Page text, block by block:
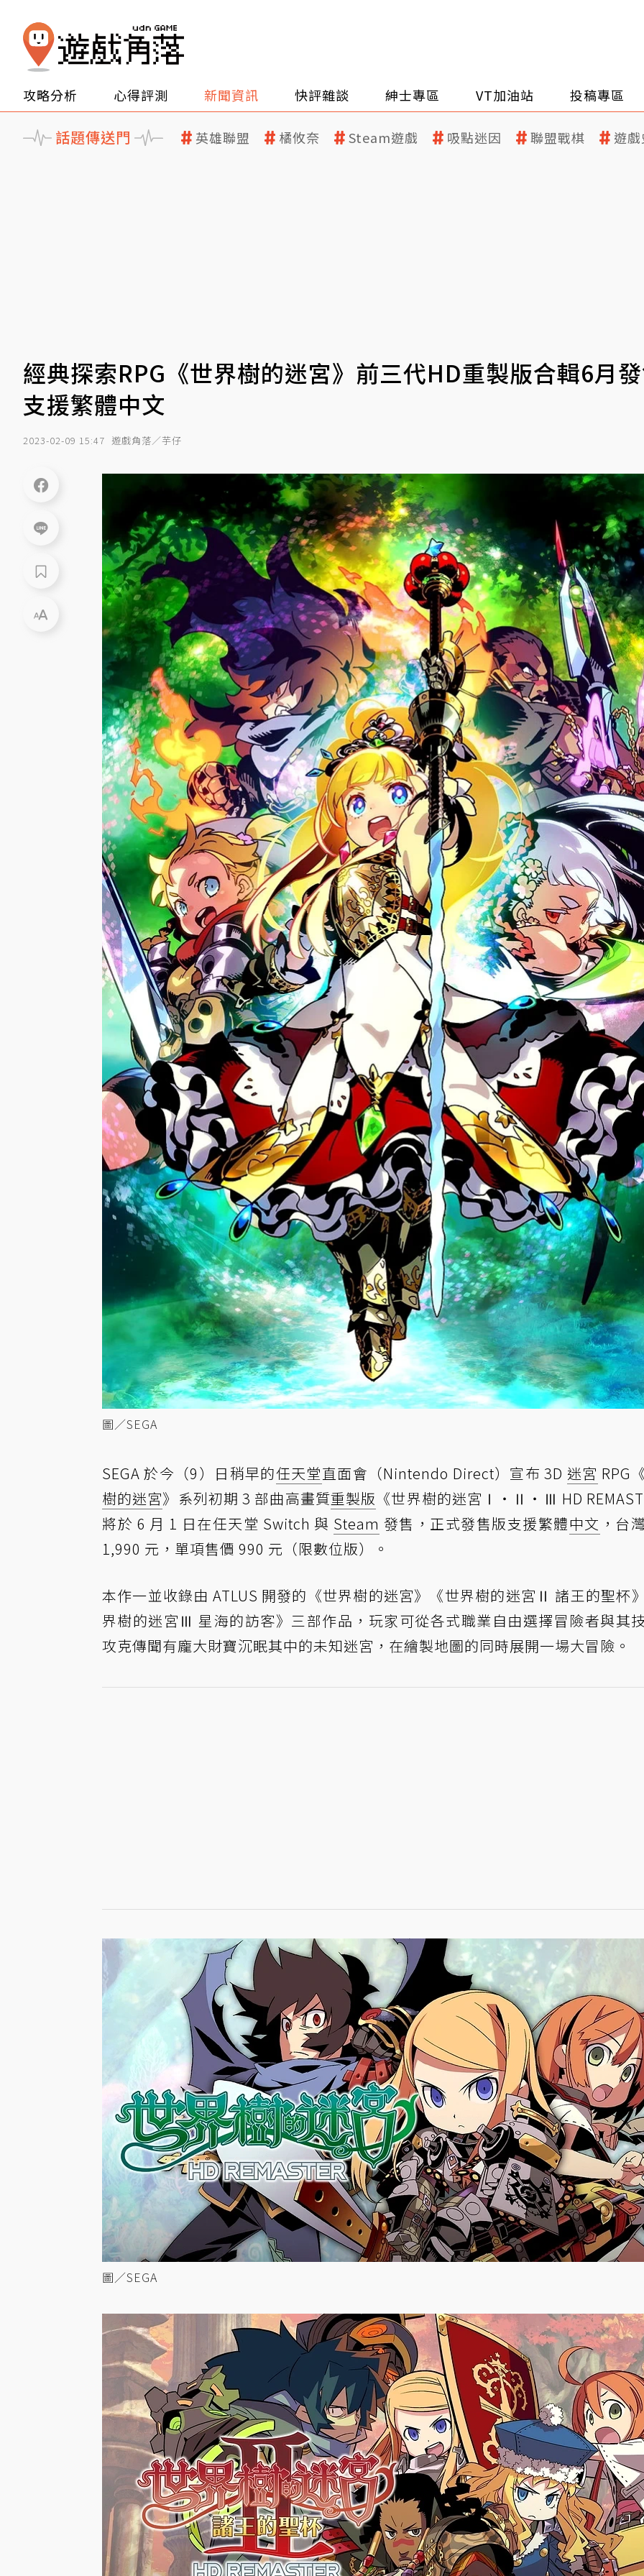
攻略分析 心得評測 新聞資訊 快評雜談 紳士專區 VT加油站 投稿專區
話題傳送門 英雄聯盟 橘攸奈 Steam遊戲 吸點迷因 聯盟戰棋 遊
經典探索RPG《世界樹的迷宮》前三代HD重製版合輯6月
支援繁體中文
2023-02-09 15:47 遊戲角落／芋仔
圖／SEGA
SEGA 於今（9）日稍早的任天堂直面會（Nintendo Direct）宣布 3D 迷宮 RPG
樹的迷宮》系列初期 3 部曲高畫質重製版 《世界樹的迷宮Ⅰ・Ⅱ・Ⅲ HD
將於 6 月 1 日在任天堂 Switch 與 Steam 發售，正式發售版支援繁體中文 ，台
1,990 元，單項售價 990 元（限數位版）。
本作一並收錄由 ATLUS 開發的《世界樹的迷宮》《世界樹的迷宮Ⅱ 諸王的聖杯
界樹的迷宮Ⅲ 星海的訪客》三部作品，玩家可從各式職業自由選擇冒險者與其
攻克傳聞有龐大財寶沉眠其中的未知迷宮，在繪製地圖的同時展開一場大冒險。
圖／SEGA